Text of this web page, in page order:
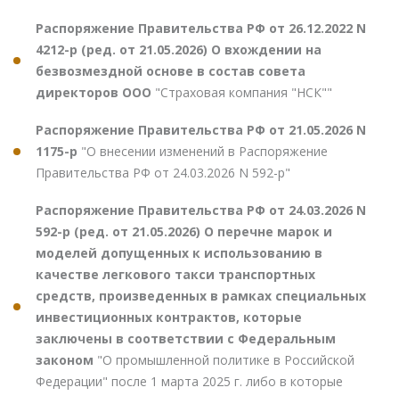
Распоряжение Правительства РФ от 26.12.2022 N
4212-р (ред. от 21.05.2026) О вхождении на
безвозмездной основе в состав совета
директоров ООО "Страховая компания "НСК""
Распоряжение Правительства РФ от 21.05.2026 N
1175-р "О внесении изменений в Распоряжение
Правительства РФ от 24.03.2026 N 592-р"
Распоряжение Правительства РФ от 24.03.2026 N
592-р (ред. от 21.05.2026) О перечне марок и
моделей допущенных к использованию в
качестве легкового такси транспортных
средств, произведенных в рамках специальных
инвестиционных контрактов, которые
заключены в соответствии с Федеральным
законом "О промышленной политике в Российской
Федерации" после 1 марта 2025 г. либо в которые